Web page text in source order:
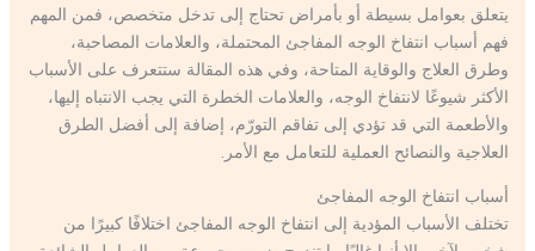
يتعلق بعوامل بسيطة أو بأمراض تحتاج إلى تدخل متخصص، فمن المهم
فهم أسباب انتفاخ الوجه المفاجئ المحتملة، والعلامات المصاحبة،
وطرق العلاج والوقاية المتاحة، وفي هذه المقالة ستتعرف على الأسباب
الأكثر شيوعًا لانتفاخ الوجه، والعلامات الخطرة التي يجب الانتباه إليها،
والأطعمة التي قد تؤدي إلى تفاقم التورّم، إضافة إلى أفضل الطرق
العلاجية والنصائح العملية للتعامل مع الأمر.
أسباب انتفاخ الوجه المفاجئ
تختلف الأسباب المؤدية إلى انتفاخ الوجه المفاجئ اختلافًا كبيرًا من